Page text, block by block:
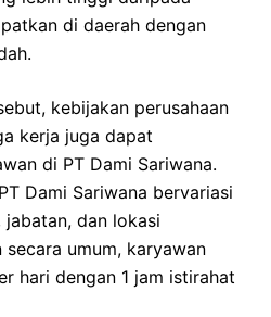
di daerah dengan
kebijakan perusahaan
kerja juga dapat
di PT Dami Sariwana.
Dami Sariwana bervariasi
dan lokasi
secara umum, karyawan
hari dengan 1 jam istirahat